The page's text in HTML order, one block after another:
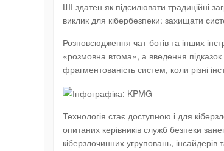
ШІ здатен як підсилювати традиційні
виклик для кібербезпеки: захищати
Розповсюдження чат-ботів та інших
«розмовна втома», а введення
фрагментованість систем, коли різні
Технологія стає доступною і для
опитаних керівників служб безпеки
кіберзлочинних угруповань, інсайдерів